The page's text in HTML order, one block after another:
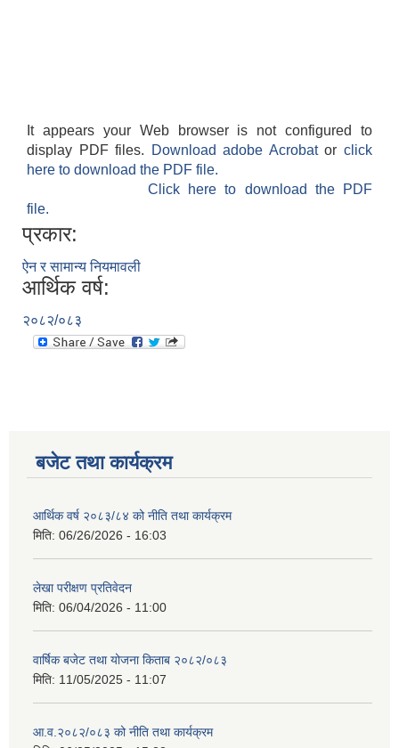
It appears your Web browser is not configured to
display PDF files.
Download adobe Acrobatorclick
here to download the PDF file.
Click here to download the PDF
file.
प्रकार:
ऐन र सामान्य नियमावली
आर्थिक वर्ष:
२०८२/०८३
बजेट तथा कार्यक्रम
आर्थिक वर्ष २०८३/८४ को नीति तथा कार्यक्रम
मिति: 06/26/2026 - 16:03
लेखा परीक्षण प्रतिवेदन
मिति: 06/04/2026 - 11:00
वार्षिक बजेट तथा योजना किताब २०८२/०८३
मिति: 11/05/2025 - 11:07
आ.व.२०८२/०८३ को नीति तथा कार्यक्रम